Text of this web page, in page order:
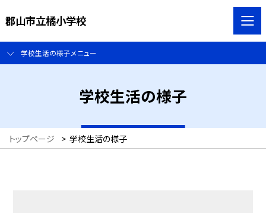
郡山市立橘小学校
学校生活の様子メニュー
学校生活の様子
トップページ > 学校生活の様子